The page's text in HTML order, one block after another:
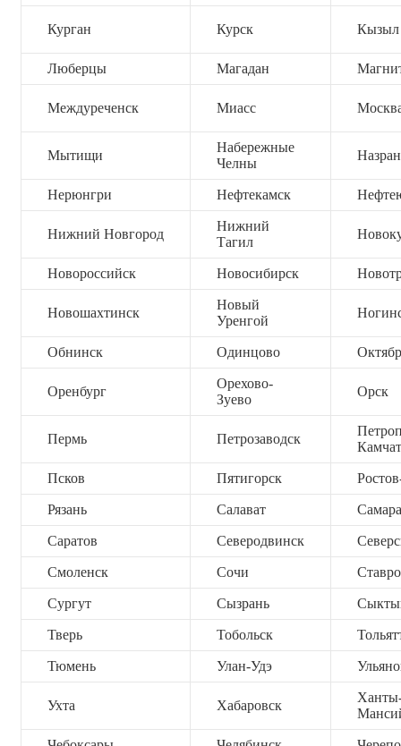
Курган Курск Кызыл
Люберцы Магадан
Междуреченск Миасс
Мытищи
Набережные
Челны
Нерюнгри Нефтекамск
Нижний Новгород
Нижний
Тагил
Новороссийск Новосибирск
Новошахтинск
Новый
Уренгой
Обнинск Одинцово
Оренбург
Орехово-
Зуево
Орск
Пермь Петрозаводск
Псков Пятигорск
Рязань Салават Самара
Саратов Северодвинск
Смоленск Сочи
Сургут Сызрань
Тверь Тобольск
Тюмень Улан-Удэ
Ухта Хабаровск